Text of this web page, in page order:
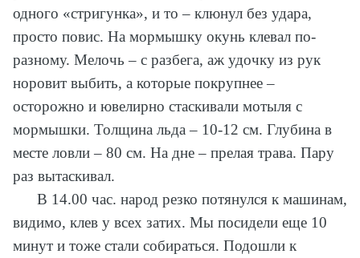
одного «стригунка», и то – клюнул без удара,
просто повис. На мормышку окунь клевал по-
разному. Мелочь – с разбега, аж удочку из рук
норовит выбить, а которые покрупнее –
осторожно и ювелирно стаскивали мотыля с
мормышки. Толщина льда – 10-12 см. Глубина в
месте ловли – 80 см. На дне – прелая трава. Пару
раз вытаскивал.
В 14.00 час. народ резко потянулся к машинам,
видимо, клев у всех затих. Мы посидели еще 10
минут и тоже стали собираться. Подошли к